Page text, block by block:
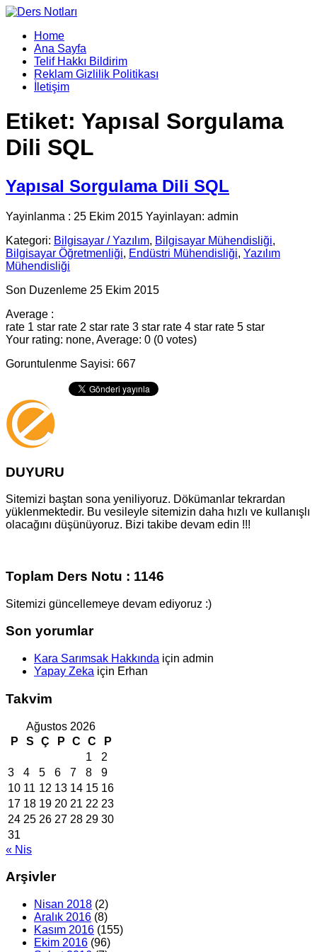
Home
Ana Sayfa
Telif Hakkı Bildirim
Reklam Gizlilik Politikası
İletişim
Etiket: Yapısal Sorgulama
Dili SQL
Yapısal Sorgulama Dili SQL
Yayinlanma : 25 Ekim 2015 Yayinlayan: admin
Kategori: Bilgisayar / Yazılım, Bilgisayar Mühendisliği,
Bilgisayar Öğretmenliği, Endüstri Mühendisliği, Yazılım
Mühendisliği
Son Duzenleme 25 Ekim 2015
Average :
rate 1 star rate 2 star rate 3 star rate 4 star rate 5 star
Your rating: none, Average: 0 (0 votes)
Goruntulenme Sayisi: 667
DUYURU
Sitemizi baştan sona yeniliyoruz. Dökümanlar tekrardan
yüklenmektedir. Bu vesileyle sitemizin daha hızlı ve kullanışlı
olacağını düşünüyoruz. Bizi takibe devam edin !!!
Toplam Ders Notu : 1146
Sitemizi güncellemeye devam ediyoruz :)
Son yorumlar
Kara Sarımsak Hakkında için admin
Yapay Zeka için Erhan
Takvim
Ağustos 2026
P
S Ç P C C
P
1
2
3
4 5 6 7 8
9
10 11 12 13 14 15 16
17 18 19 20 21 22 23
24 25 26 27 28 29 30
31
« Nis
Arşivler
Nisan 2018 (2)
Aralık 2016 (8)
Kasım 2016 (155)
Ekim 2016 (96)